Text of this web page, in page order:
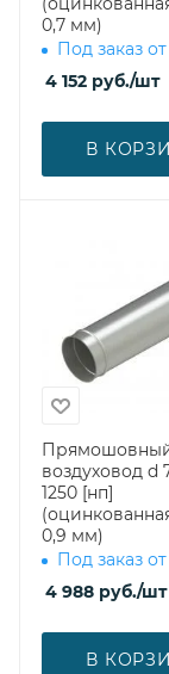
0,7 мм)
Под заказ
4 152 руб./шт
В
воздуховод d
1250 [нп]
0,9 мм)
Под заказ
4 988 руб./шт
В